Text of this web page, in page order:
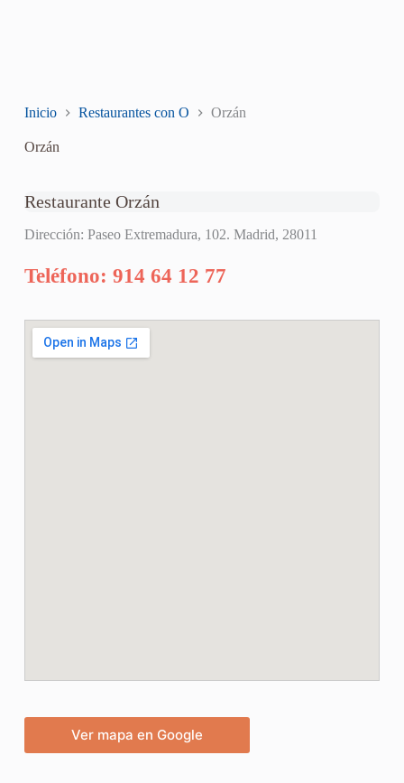
Inicio Restaurantes con O Orzán
Orzán
Restaurante Orzán
Dirección: Paseo Extremadura, 102. Madrid, 28011
Teléfono: 914 64 12 77
Ver mapa en Google